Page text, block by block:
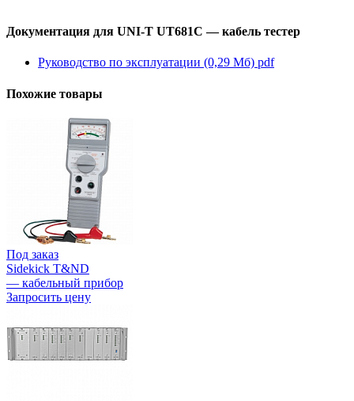
Документация для UNI-T UT681C — кабель тестер
Руководство по эксплуатации (0,29 Мб) pdf
Похожие товары
Под заказ
Sidekick T&ND
— кабельный прибор
Запросить цену